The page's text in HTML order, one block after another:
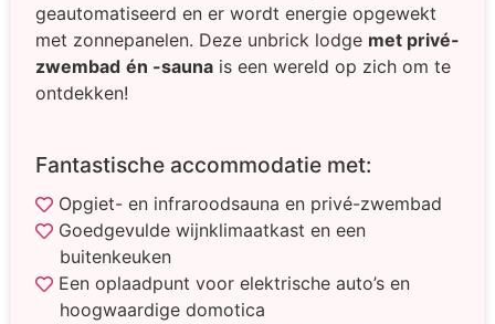
geautomatiseerd en er wordt energie opgewekt
met zonnepanelen. Deze unbrick lodge met privé-
zwembad én -sauna is een wereld op zich om te
ontdekken!
Fantastische accommodatie met:
Opgiet- en infraroodsauna en privé-zwembad
Goedgevulde wijnklimaatkast en een
buitenkeuken
Een oplaadpunt voor elektrische auto’s en
hoogwaardige domotica